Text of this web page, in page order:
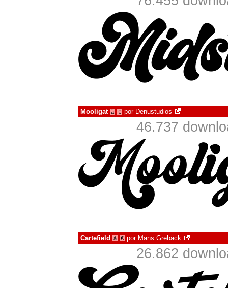
Mooligat à € por Denustudios
46.737
Cartefield à € por Måns Grebäck
26.862